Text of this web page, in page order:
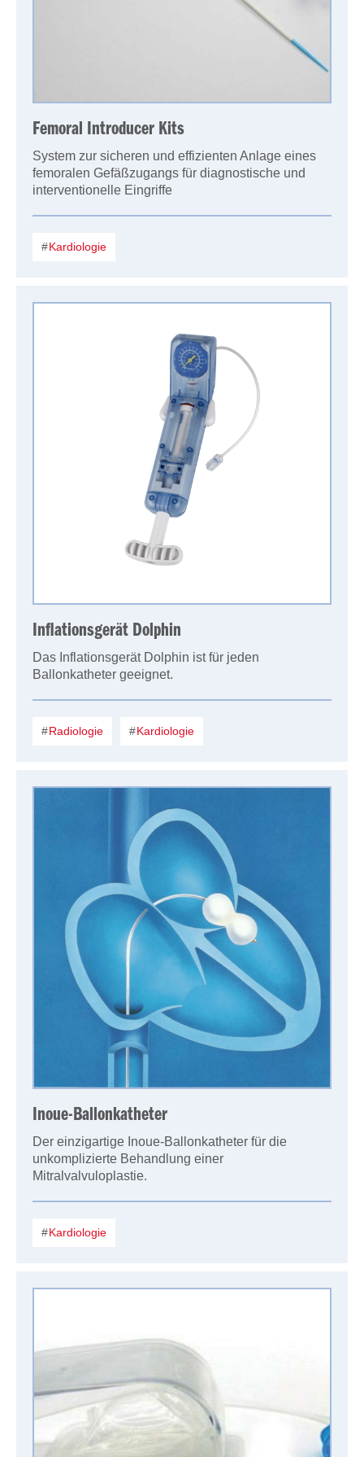
Femoral Introducer Kits
System zur sicheren und effizienten Anlage eines
femoralen Gefäßzugangs für diagnostische und
interventionelle Eingriffe
Kardiologie
Inflationsgerät Dolphin
Das Inflationsgerät Dolphin ist für jeden
Ballonkatheter geeignet.
Radiologie Kardiologie
Inoue-Ballonkatheter
Der einzigartige Inoue-Ballonkatheter für die
unkomplizierte Behandlung einer
Mitralvalvuloplastie.
Kardiologie